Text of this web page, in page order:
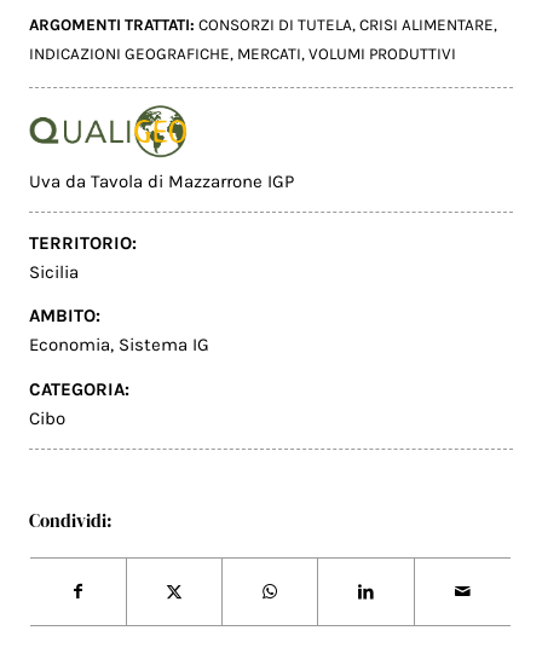
ARGOMENTI TRATTATI:CONSORZI DI TUTELA,CRISI ALIMENTARE,
INDICAZIONI GEOGRAFICHE, MERCATI,VOLUMI PRODUTTIVI
Uva da Tavola di Mazzarrone IGP
TERRITORIO:
Sicilia
AMBITO:
Economia, Sistema IG
CATEGORIA:
Cibo
Condividi: